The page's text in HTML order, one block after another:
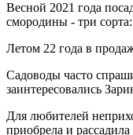
Весной 2021 года
смородины - три
Летом 22 года в
Садоводы часто
заинтересовались
Для любителей
приобрела и